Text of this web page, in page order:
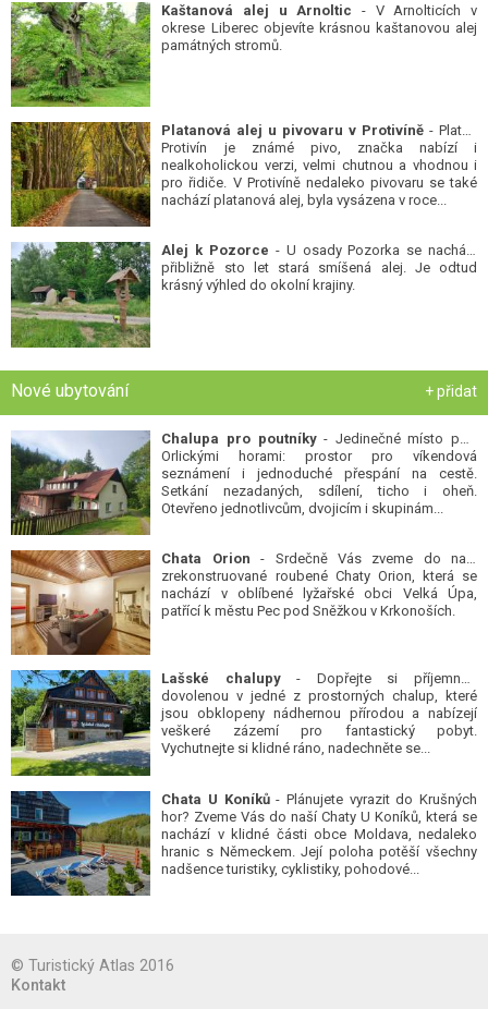
Kaštanová alej u Arnoltic - V Arnolticích v
okrese Liberec objevíte krásnou kaštanovou alej
památných stromů.
Platanová alej u pivovaru v Protivíně - Platan
Protivín je známé pivo, značka nabízí i
nealkoholickou verzi, velmi chutnou a vhodnou i
pro řidiče. V Protivíně nedaleko pivovaru se také
nachází platanová alej, byla vysázena v roce...
Alej k Pozorce - U osady Pozorka se nachází
přibližně sto let stará smíšená alej. Je odtud
krásný výhled do okolní krajiny.
Nové ubytování + přidat
Chalupa pro poutníky- Jedinečné místo pod
Orlickými horami: prostor pro víkendová
seznámení i jednoduché přespání na cestě.
Setkání nezadaných, sdílení, ticho i oheň.
Otevřeno jednotlivcům, dvojicím i skupinám...
Chata Orion - Srdečně Vás zveme do naší
zrekonstruované roubené Chaty Orion, která se
nachází v oblíbené lyžařské obci Velká Úpa,
patřící k městu Pec pod Sněžkou v Krkonoších.
Lašské chalupy- Dopřejte si příjemnou
dovolenou v jedné z prostorných chalup, které
jsou obklopeny nádhernou přírodou a nabízejí
veškeré zázemí pro fantastický pobyt.
Vychutnejte si klidné ráno, nadechněte se...
Chata U Koníků- Plánujete vyrazit do Krušných
hor? Zveme Vás do naší Chaty U Koníků, která se
nachází v klidné části obce Moldava, nedaleko
hranic s Německem. Její poloha potěší všechny
nadšence turistiky, cyklistiky, pohodové...
© Turistický Atlas 2016
Kontakt